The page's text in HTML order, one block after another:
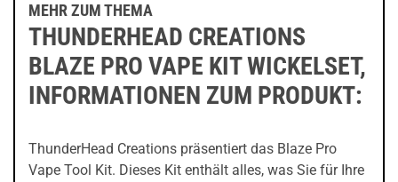
MEHR ZUM THEMA
THUNDERHEAD CREATIONS
BLAZE PRO VAPE KIT WICKELSET,
INFORMATIONEN ZUM PRODUKT:
ThunderHead Creations präsentiert das Blaze Pro
Vape Tool Kit. Dieses Kit enthält alles, was Sie für Ihre